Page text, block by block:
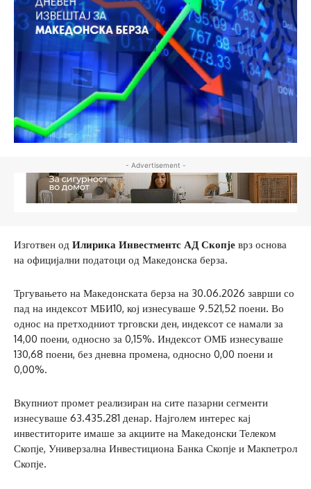
- Advertisement -
Изготвен од Илирика Инвестментс АД Скопје врз основа
на официјални податоци од Македонска берза.
Тргувањето на Македонската берза на 30.06.2026 заврши со
пад на индексот МБИ10, кој изнесуваше 9.521,52 поени. Во
однос на претходниот трговски ден, индексот се намали за
14,00 поени, односно за 0,15%. Индексот ОМБ изнесуваше
130,68 поени, без дневна промена, односно 0,00 поени и
0,00%.
Вкупниот промет реализиран на сите пазарни сегменти
изнесуваше 63.435.281 денар. Најголем интерес кај
инвеститорите имаше за акциите на Македонски Телеком
Скопје, Универзална Инвестициона Банка Скопје и Макпетрол
Скопје.